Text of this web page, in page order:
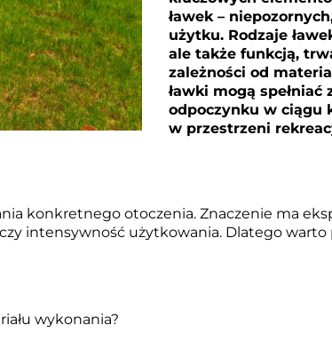
ławek –
użytku. Rodzaje
ale także funkcją,
zależności od
ławki mogą
odpoczynku w ciągu
w przestrzeni
konkretnego otoczenia. Znaczenie ma
intensywność użytkowania. Dlatego warto
wykonania?